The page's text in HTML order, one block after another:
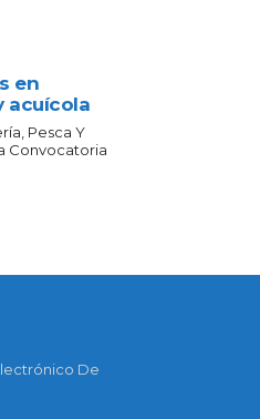
en
acuícola
Pesca Y
Convocatoria
De